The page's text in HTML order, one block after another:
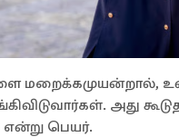
மறைக்கமுயன்றால்,
அது
என்று பெயர்.